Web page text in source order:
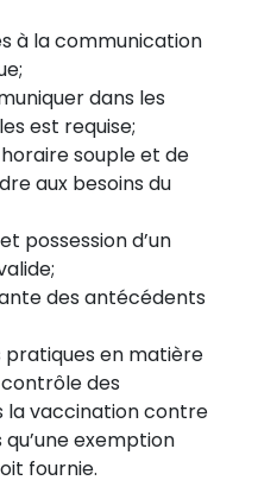
à la communication
dans les
est requise;
souple et de
aux besoins du
possession d’un
des antécédents
en matière
des
la vaccination contre
qu’une exemption
fournie.